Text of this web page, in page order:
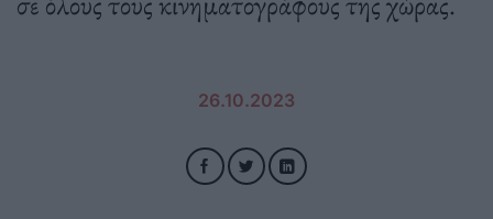
26.10.2023